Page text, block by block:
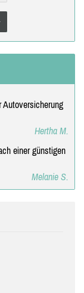
Autoversicherung
Hertha M.
einer günstigen
Melanie S.